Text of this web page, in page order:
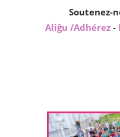
Soutenez-
Aliĝu /Adhérez -